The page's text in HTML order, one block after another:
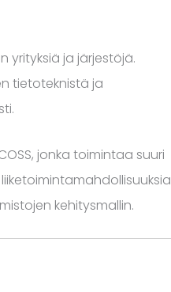
yrityksiä ja järjestöjä.
tietoteknistä ja
jonka toimintaa suuri
kehitysmallin.